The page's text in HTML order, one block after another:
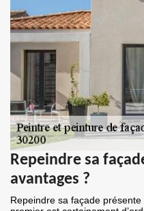
Repeindre sa
avantages ?
Repeindre sa façade